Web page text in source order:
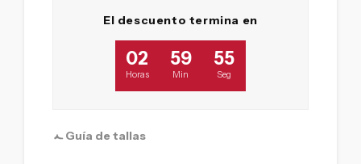
El descuento termina en
02
Horas
59
Min
54
Seg
Guía de tallas